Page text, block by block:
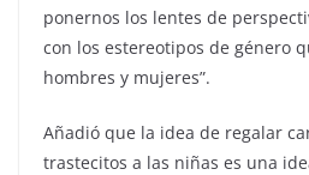
ponernos los lentes de
con los estereotipos de género
hombres y mujeres”.
Añadió que la idea de regalar
trastecitos a las niñas es una